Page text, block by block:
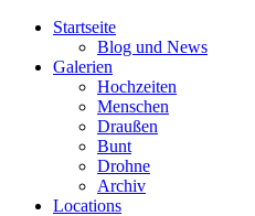
Startseite
Blog und News
Galerien
Hochzeiten
Menschen
Draußen
Bunt
Drohne
Archiv
Locations